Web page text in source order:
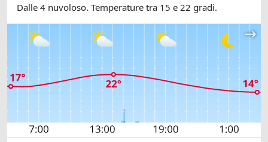
Dalle 4 nuvoloso. Temperature tra 15 e 22 gradi.